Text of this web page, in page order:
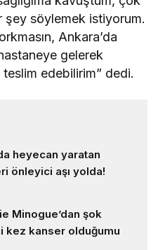
şey söylemek istiyorum.
Ankara’da
gelerek
edebilirim” dedi.
heyecan yaratan
önleyici aşı yolda!
Minogue’dan şok
kez kanser olduğumu